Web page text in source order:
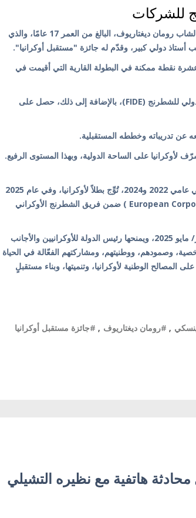
للشركات
كييف/ أوكرانيا بالعربية/ التقى الرئيس الأوكراني فولوديمير زيلينسكي بالشاب رومان ديغتاريوف، البالغ من العمر 17 عامًا، والذي
دولي كبير، وقدّم له جائزة "مستقبل أوكرانيا".
نقطة ممكنة في البطولة القارية التي أقيمت في
وحاز أداء اللاعب الأوكراني المتميز على 2781 نقطة من قبل الاتحاد الدولي للشطرنج (FIDE)، بالإضافة إلى ذلك، حصل على
عن تدريباته وخططه المستقبلية.
على الساحة الدولية، وبهذا المستوى الرفيع.
يُذكر أن الشاب يمارس الشطرنج منذ أن كان في الخامسة من عمره. في عامي 2022 و2024، تُوِّج بطلاً لأوكرانيا، وفي عام 2025
فاز ببطولة أوروبا للشطرنج للشركات (European Corporate Chess Championship ) ضمن فريق الشطرنج الأوكراني
وقد أُقرّت جائزة "مستقبل أوكرانيا" بموجب مرسوم رئاسي في 29 أيار/ مايو 2025، ويمنحها رئيس الدولة للأوكرانيين والأجانب
تقديراً لشجاعتهم الشخصية، وصمودهم، ووطنيتهم، ومشاركتهم الفعّالة في الحياة
المصالح الوطنية لأوكرانيا، وتنميتها، وبناء مستقبلٍ
, #رومان ديغتاريوف , #جائزة مستقبل أوكرانيا
هاتفية مع نظيره التشيلي